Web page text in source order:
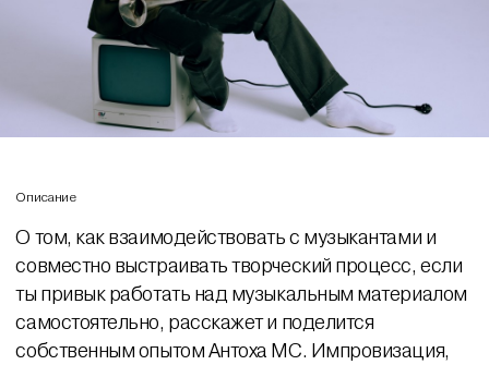
Описание
О том, как взаимодействовать с музыкантами и
совместно выстраивать творческий процесс, если
ты привык работать над музыкальным материалом
самостоятельно, расскажет и поделится
собственным опытом Антоха МС. Импровизация,